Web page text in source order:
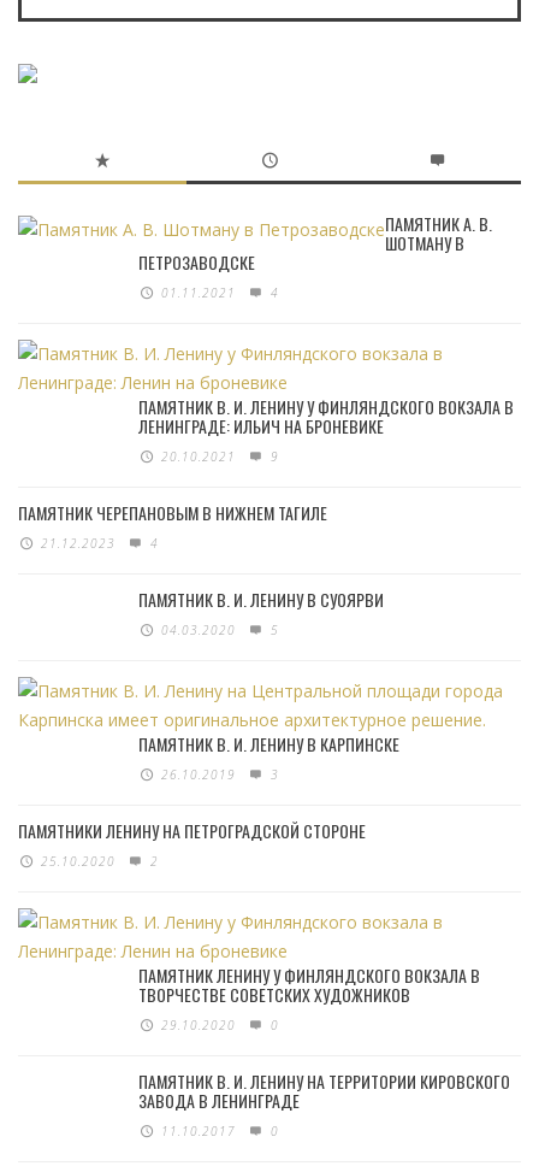
ПАМЯТНИК А. В.
ШОТМАНУ В
ПЕТРОЗАВОДСКЕ
01.11.2021 4
ПАМЯТНИК В. И. ЛЕНИНУ У ФИНЛЯНДСКОГО ВОКЗАЛА В
ЛЕНИНГРАДЕ: ИЛЬИЧ НА БРОНЕВИКЕ
20.10.2021 9
ПАМЯТНИК ЧЕРЕПАНОВЫМ В НИЖНЕМ ТАГИЛЕ
21.12.2023 4
ПАМЯТНИК В. И. ЛЕНИНУ В СУОЯРВИ
04.03.2020 5
ПАМЯТНИК В. И. ЛЕНИНУ В КАРПИНСКЕ
26.10.2019 3
ПАМЯТНИКИ ЛЕНИНУ НА ПЕТРОГРАДСКОЙ СТОРОНЕ
25.10.2020 2
ПАМЯТНИК ЛЕНИНУ У ФИНЛЯНДСКОГО ВОКЗАЛА В
ТВОРЧЕСТВЕ СОВЕТСКИХ ХУДОЖНИКОВ
29.10.2020 0
ПАМЯТНИК В. И. ЛЕНИНУ НА ТЕРРИТОРИИ КИРОВСКОГО
ЗАВОДА В ЛЕНИНГРАДЕ
11.10.2017 0